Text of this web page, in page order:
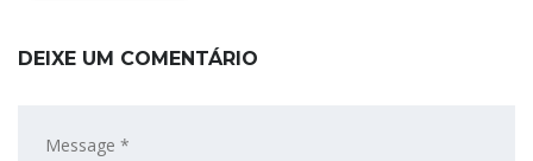
DEIXE UM COMENTÁRIO